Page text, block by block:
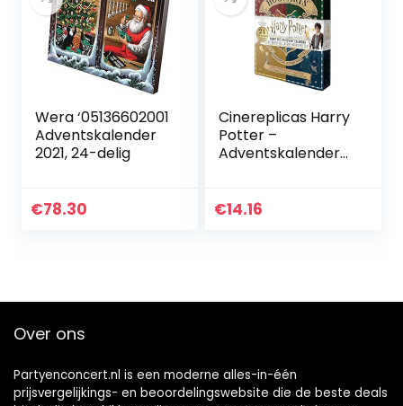
Wera ‘05136602001
Adventskalender
2021, 24-delig
€78.30
Cinereplicas Harry
Potter –
Adventskalender
€14.16
Over ons
Partyenconcert.nl is een moderne alles-in-één
prijsvergelijkings- en beoordelingswebsite die de beste deals